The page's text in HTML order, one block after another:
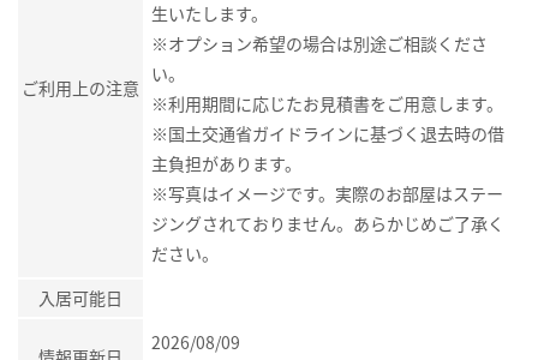
ご利用上の注意
生いたします。
※オプション希望の場合は別途ご相談くださ
い。
※利用期間に応じたお見積書をご用意します。
※国土交通省ガイドラインに基づく退去時の借
主負担があります。
※写真はイメージです。実際のお部屋はステー
ジングされておりません。あらかじめご了承く
ださい。
入居可能日
2026/08/09